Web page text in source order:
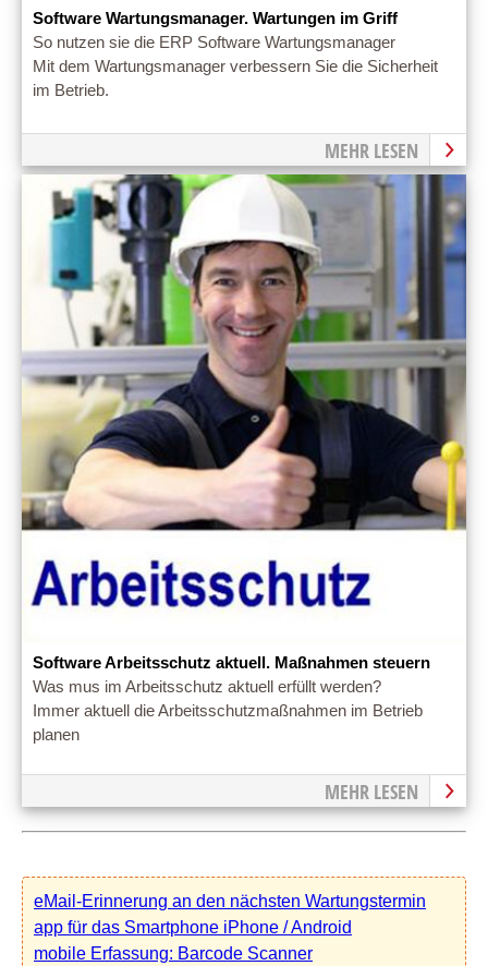
Software Wartungsmanager. Wartungen im Griff
So nutzen sie die ERP Software Wartungsmanager
Mit dem Wartungsmanager verbessern Sie die Sicherheit
im Betrieb.
MEHR LESEN
Software Arbeitsschutz aktuell. Maßnahmen steuern
Was mus im Arbeitsschutz aktuell erfüllt werden?
Immer aktuell die Arbeitsschutzmaßnahmen im Betrieb
planen
MEHR LESEN
eMail-Erinnerung an den nächsten Wartungstermin
app für das Smartphone iPhone / Android
mobile Erfassung: Barcode Scanner